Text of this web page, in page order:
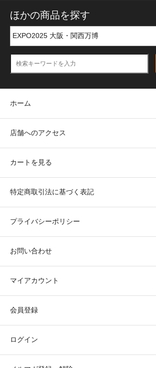
ほかの商品を探す
ホーム
店舗へのアクセス
カートを見る
特定商取引法に基づく表記
プライバシーポリシー
お問い合わせ
マイアカウント
会員登録
ログイン